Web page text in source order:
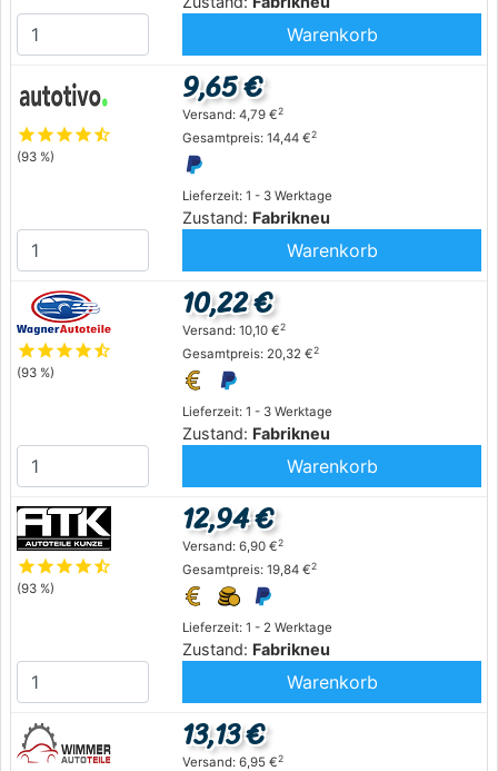
Warenkorb
starstarstarstarstar_half
(93 %)
Lieferzeit: 1 - 3 Werktage
Zustand: Fabrikneu
9,65 €
Versand: 4,79 €2
Gesamtpreis: 14,44 €2
Warenkorb
starstarstarstarstar_half
(93 %)
Lieferzeit: 1 - 3 Werktage
Zustand: Fabrikneu
10,22 €
Versand: 10,10 €2
Gesamtpreis: 20,32 €2
Warenkorb
starstarstarstarstar_half
(93 %)
Lieferzeit: 1 - 2 Werktage
Zustand: Fabrikneu
12,94 €
Versand: 6,90 €2
Gesamtpreis: 19,84 €2
Warenkorb
13,13 €
Versand: 6,95 €2